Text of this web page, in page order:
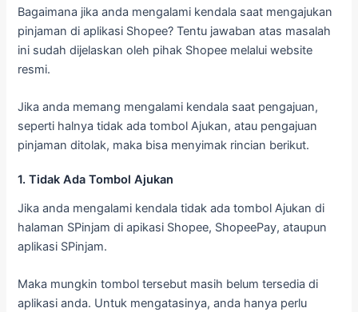
Bagaimana jika anda mengalami kendala saat mengajukan
pinjaman di aplikasi Shopee? Tentu jawaban atas masalah
ini sudah dijelaskan oleh pihak Shopee melalui website
resmi.
Jika anda memang mengalami kendala saat pengajuan,
seperti halnya tidak ada tombol Ajukan, atau pengajuan
pinjaman ditolak, maka bisa menyimak rincian berikut.
1. Tidak Ada Tombol Ajukan
Jika anda mengalami kendala tidak ada tombol Ajukan di
halaman SPinjam di apikasi Shopee, ShopeePay, ataupun
aplikasi SPinjam.
Maka mungkin tombol tersebut masih belum tersedia di
aplikasi anda. Untuk mengatasinya, anda hanya perlu